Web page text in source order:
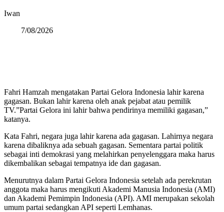
Iwan
7/08/2026
Fahri Hamzah mengatakan Partai Gelora Indonesia lahir karena
gagasan. Bukan lahir karena oleh anak pejabat atau pemilik
TV.”Partai Gelora ini lahir bahwa pendirinya memiliki gagasan,”
katanya.
Kata Fahri, negara juga lahir karena ada gagasan. Lahirnya negara
karena dibaliknya ada sebuah gagasan. Sementara partai politik
sebagai inti demokrasi yang melahirkan penyelenggara maka harus
dikembalikan sebagai tempatnya ide dan gagasan.
Menurutnya dalam Partai Gelora Indonesia setelah ada perekrutan
anggota maka harus mengikuti Akademi Manusia Indonesia (AMI)
dan Akademi Pemimpin Indonesia (API). AMI merupakan sekolah
umum partai sedangkan API seperti Lemhanas.